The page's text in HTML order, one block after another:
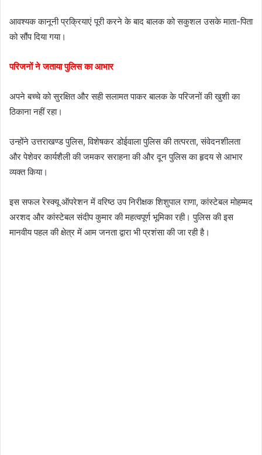
आवश्यक कानूनी प्रक्रियाएं पूरी करने के बाद बालक को सकुशल उसके माता-पिता
को सौंप दिया गया।
परिजनों ने जताया पुलिस का आभार
अपने बच्चे को सुरक्षित और सही सलामत पाकर बालक के परिजनों की खुशी का
ठिकाना नहीं रहा।
उन्होंने उत्तराखण्ड पुलिस, विशेषकर डोईवाला पुलिस की तत्परता, संवेदनशीलता
और पेशेवर कार्यशैली की जमकर सराहना की और दून पुलिस का हृदय से आभार
व्यक्त किया।
इस सफल रेस्क्यू ऑपरेशन में वरिष्ठ उप निरीक्षक शिशुपाल राणा, कांस्टेबल मोहम्मद
अरशद और कांस्टेबल संदीप कुमार की महत्वपूर्ण भूमिका रही। पुलिस की इस
मानवीय पहल की क्षेत्र में आम जनता द्वारा भी प्रशंसा की जा रही है।